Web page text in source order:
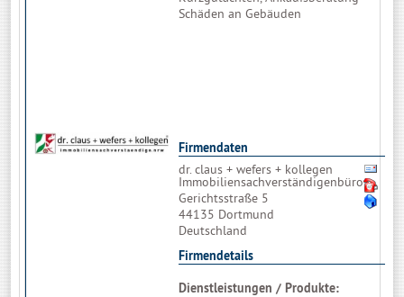
Schäden an Gebäuden
Firmendaten
dr. claus + wefers + kollegen
Immobiliensachverständigenbüro
Gerichtsstraße 5
44135 Dortmund
Deutschland
Firmendetails
Dienstleistungen / Produkte: